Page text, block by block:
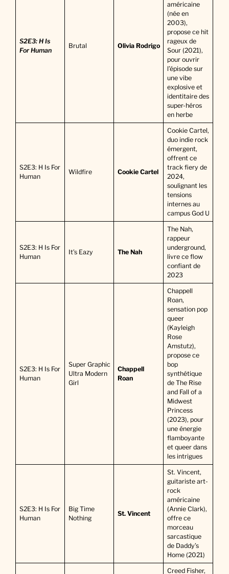
S2E3: H Is
For Human
Brutal Olivia Rodrigo
américaine
(née en
2003),
propose ce hit
rageux de
Sour (2021),
pour ouvrir
l’épisode sur
une vibe
explosive et
identitaire des
super-héros
en herbe
S2E3: H Is For
Human
Wildfire Cookie Cartel
Cookie Cartel,
duo indie rock
émergent,
offrent ce
track fiery de
2024,
soulignant les
tensions
internes au
campus God U
S2E3: H Is For
Human
It’s Eazy The Nah
The Nah,
rappeur
underground,
livre ce flow
confiant de
2023
S2E3: H Is For
Human
Super Graphic
Ultra Modern
Girl
Chappell
Roan
Chappell
Roan,
sensation pop
queer
(Kayleigh
Rose
Amstutz),
propose ce
bop
synthétique
de The Rise
and Fall of a
Midwest
Princess
(2023), pour
une énergie
flamboyante
et queer dans
les intrigues
S2E3: H Is For
Human
Big Time
Nothing
St. Vincent
St. Vincent,
guitariste art-
rock
américaine
(Annie Clark),
offre ce
morceau
sarcastique
de Daddy’s
Home (2021)
Creed Fisher,